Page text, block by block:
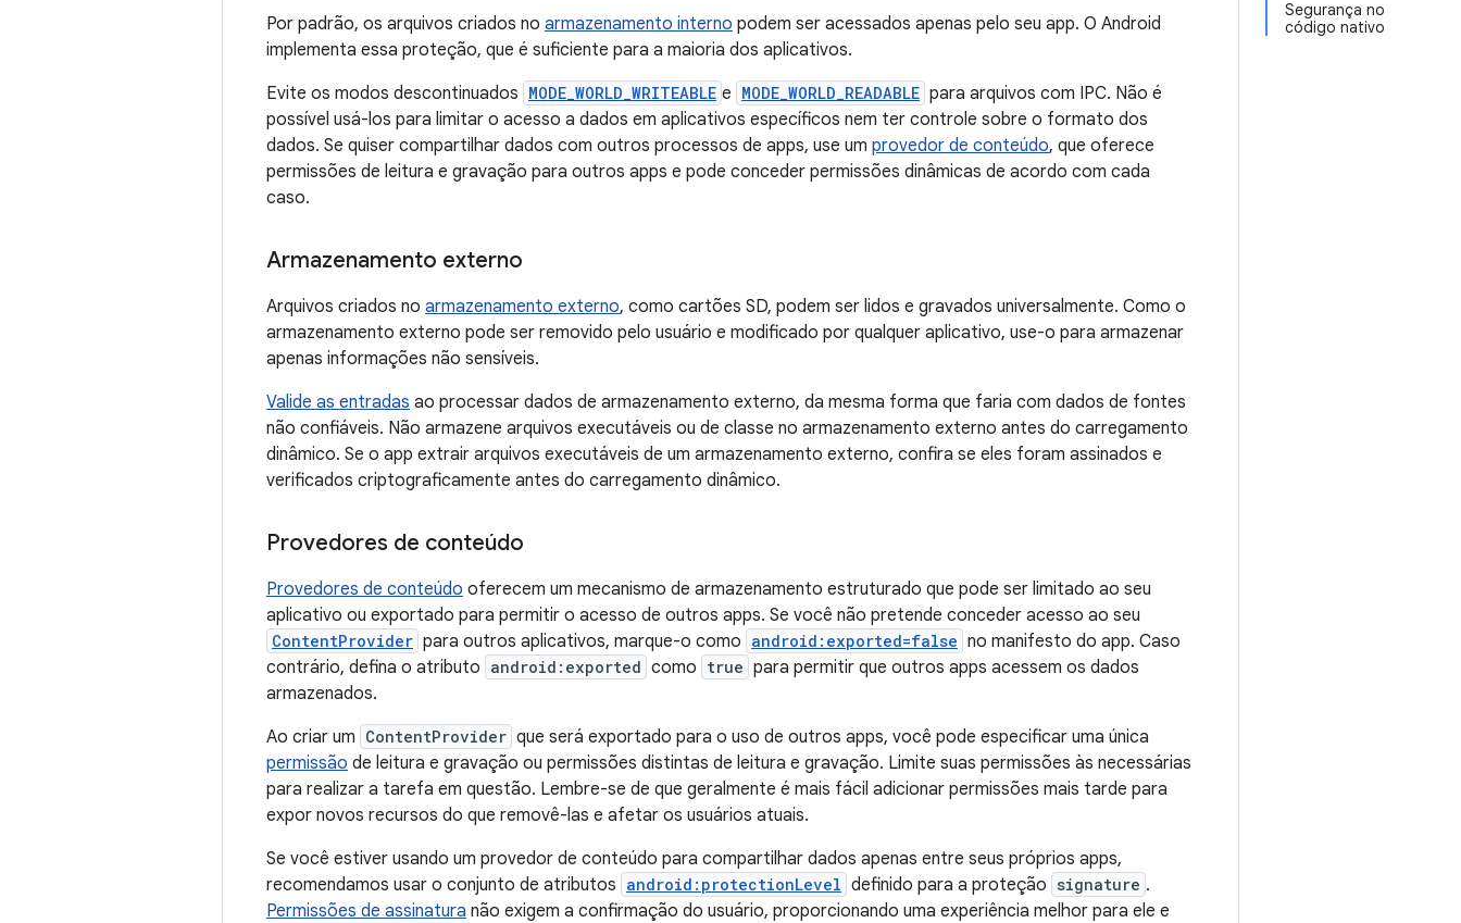
Segurança no
código nativo
Por padrão, os arquivos criados no armazenamento interno podem ser acessados apenas pelo seu app. O Android
implementa essa proteção, que é suficiente para a maioria dos aplicativos.
Evite os modos descontinuados MODE_WORLD_WRITEABLE e MODE_WORLD_READABLE para arquivos com IPC. Não é
possível usá-los para limitar o acesso a dados em aplicativos específicos nem ter controle sobre o formato dos
dados. Se quiser compartilhar dados com outros processos de apps, use um provedor de conteúdo, que oferece
permissões de leitura e gravação para outros apps e pode conceder permissões dinâmicas de acordo com cada
caso.
Armazenamento externo
Arquivos criados no armazenamento externo, como cartões SD, podem ser lidos e gravados universalmente. Como o
armazenamento externo pode ser removido pelo usuário e modificado por qualquer aplicativo, use-o para armazenar
apenas informações não sensíveis.
Valide as entradas ao processar dados de armazenamento externo, da mesma forma que faria com dados de fontes
não confiáveis. Não armazene arquivos executáveis ou de classe no armazenamento externo antes do carregamento
dinâmico. Se o app extrair arquivos executáveis de um armazenamento externo, confira se eles foram assinados e
verificados criptograficamente antes do carregamento dinâmico.
Provedores de conteúdo
Provedores de conteúdo oferecem um mecanismo de armazenamento estruturado que pode ser limitado ao seu
aplicativo ou exportado para permitir o acesso de outros apps. Se você não pretende conceder acesso ao seu
ContentProvider para outros aplicativos, marque-o como android:exported=false no manifesto do app. Caso
contrário, defina o atributo android:exported como true para permitir que outros apps acessem os dados
armazenados.
Ao criar um ContentProvider que será exportado para o uso de outros apps, você pode especificar uma única
permissão de leitura e gravação ou permissões distintas de leitura e gravação. Limite suas permissões às necessárias
para realizar a tarefa em questão. Lembre-se de que geralmente é mais fácil adicionar permissões mais tarde para
expor novos recursos do que removê-las e afetar os usuários atuais.
Se você estiver usando um provedor de conteúdo para compartilhar dados apenas entre seus próprios apps,
recomendamos usar o conjunto de atributos android:protectionLevel definido para a proteção signature .
Permissões de assinatura não exigem a confirmação do usuário, proporcionando uma experiência melhor para ele e